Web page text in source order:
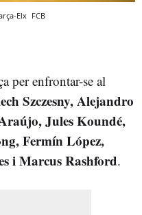
Elx FCB
per enfrontar-se al
Szczesny, Alejandro
Jules Koundé,
Fermín López,
i Marcus Rashford.